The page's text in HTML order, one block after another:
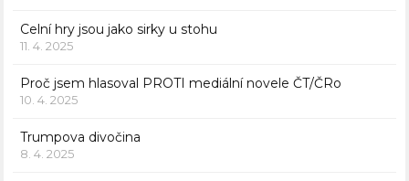
Celní hry jsou jako sirky u stohu
11. 4. 2025
Proč jsem hlasoval PROTI mediální novele ČT/ČRo
10. 4. 2025
Trumpova divočina
8. 4. 2025